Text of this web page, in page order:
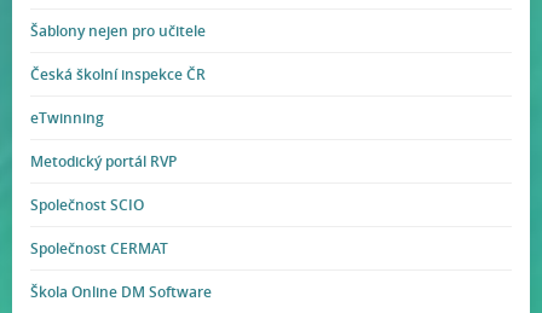
Šablony nejen pro učitele
Česká školní inspekce ČR
eTwinning
Metodický portál RVP
Společnost SCIO
Společnost CERMAT
Škola Online DM Software